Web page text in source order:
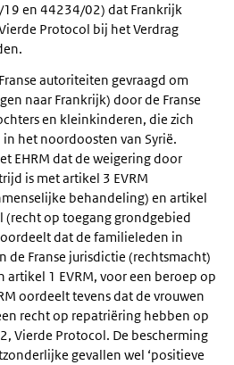
19 en 44234/02) dat Frankrijk
Protocol bij het Verdrag
autoriteiten gevraagd om
naar Frankrijk) door de Franse
en kleinkinderen, die zich
het noordoosten van Syrië.
EHRM dat de weigering door
is met artikel 3 EVRM
behandeling) en artikel
(recht op toegang grondgebied
dat de familieleden in
de Franse jurisdictie (rechtsmacht)
artikel 1 EVRM, voor een beroep op
oordeelt tevens dat de vrouwen
recht op repatriëring hebben op
Vierde Protocol. De bescherming
gevallen wel ‘positieve